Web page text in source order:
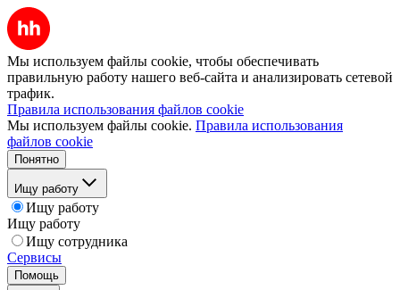
Мы используем файлы cookie, чтобы обеспечивать
правильную работу нашего веб-сайта и анализировать сетевой
трафик.
Правила использования файлов cookie
Мы используем файлы cookie. Правила использования
файлов cookie
Понятно
Ищу работу
Ищу работу
Ищу работу
Ищу сотрудника
Сервисы
Помощь